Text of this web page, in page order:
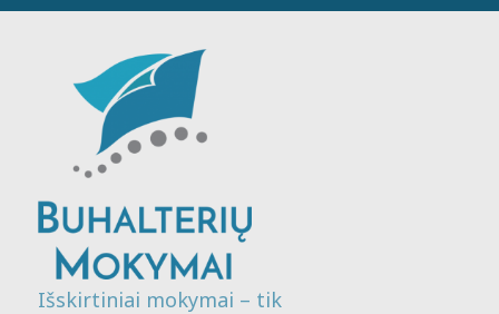
Išskirtiniai mokymai – tik